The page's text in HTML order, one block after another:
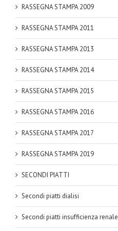
RASSEGNA STAMPA 2009
RASSEGNA STAMPA 2011
RASSEGNA STAMPA 2013
RASSEGNA STAMPA 2014
RASSEGNA STAMPA 2015
RASSEGNA STAMPA 2016
RASSEGNA STAMPA 2017
RASSEGNA STAMPA 2019
SECONDI PIATTI
Secondi piatti dialisi
Secondi piatti insufficienza renale